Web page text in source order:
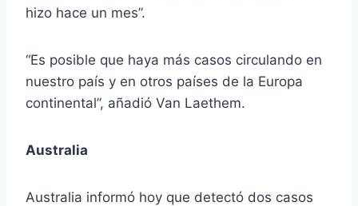
hizo hace un mes”.
“Es posible que haya más casos circulando en
nuestro país y en otros países de la Europa
continental”, añadió Van Laethem.
Australia
Australia informó hoy que detectó dos casos